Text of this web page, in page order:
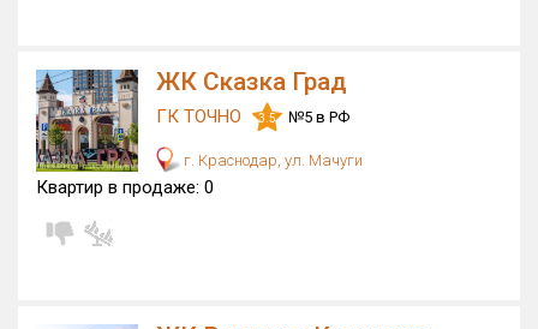
ЖК Сказка Град
ГК ТОЧНО 3.5 №5 в РФ
г. Краснодар, ул. Мачуги
Квартир в продаже: 0